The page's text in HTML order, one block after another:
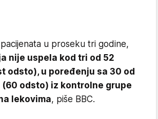
u proseku tri godine,
nije uspela kod tri od 52
odsto), u poređenju sa 30 od
odsto) iz kontrolne grupe
lekovima, piše BBC.